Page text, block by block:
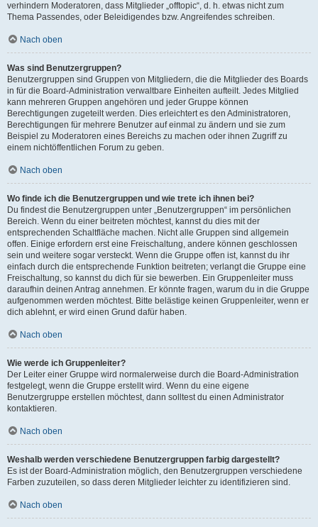
verhindern Moderatoren, dass Mitglieder „offtopic“, d. h. etwas nicht zum
Thema Passendes, oder Beleidigendes bzw. Angreifendes schreiben.
Nach oben
Was sind Benutzergruppen?
Benutzergruppen sind Gruppen von Mitgliedern, die die Mitglieder des Boards
in für die Board-Administration verwaltbare Einheiten aufteilt. Jedes Mitglied
kann mehreren Gruppen angehören und jeder Gruppe können
Berechtigungen zugeteilt werden. Dies erleichtert es den Administratoren,
Berechtigungen für mehrere Benutzer auf einmal zu ändern und sie zum
Beispiel zu Moderatoren eines Bereichs zu machen oder ihnen Zugriff zu
einem nichtöffentlichen Forum zu geben.
Nach oben
Wo finde ich die Benutzergruppen und wie trete ich ihnen bei?
Du findest die Benutzergruppen unter „Benutzergruppen“ im persönlichen
Bereich. Wenn du einer beitreten möchtest, kannst du dies mit der
entsprechenden Schaltfläche machen. Nicht alle Gruppen sind allgemein
offen. Einige erfordern erst eine Freischaltung, andere können geschlossen
sein und weitere sogar versteckt. Wenn die Gruppe offen ist, kannst du ihr
einfach durch die entsprechende Funktion beitreten; verlangt die Gruppe eine
Freischaltung, so kannst du dich für sie bewerben. Ein Gruppenleiter muss
daraufhin deinen Antrag annehmen. Er könnte fragen, warum du in die Gruppe
aufgenommen werden möchtest. Bitte belästige keinen Gruppenleiter, wenn er
dich ablehnt, er wird einen Grund dafür haben.
Nach oben
Wie werde ich Gruppenleiter?
Der Leiter einer Gruppe wird normalerweise durch die Board-Administration
festgelegt, wenn die Gruppe erstellt wird. Wenn du eine eigene
Benutzergruppe erstellen möchtest, dann solltest du einen Administrator
kontaktieren.
Nach oben
Weshalb werden verschiedene Benutzergruppen farbig dargestellt?
Es ist der Board-Administration möglich, den Benutzergruppen verschiedene
Farben zuzuteilen, so dass deren Mitglieder leichter zu identifizieren sind.
Nach oben